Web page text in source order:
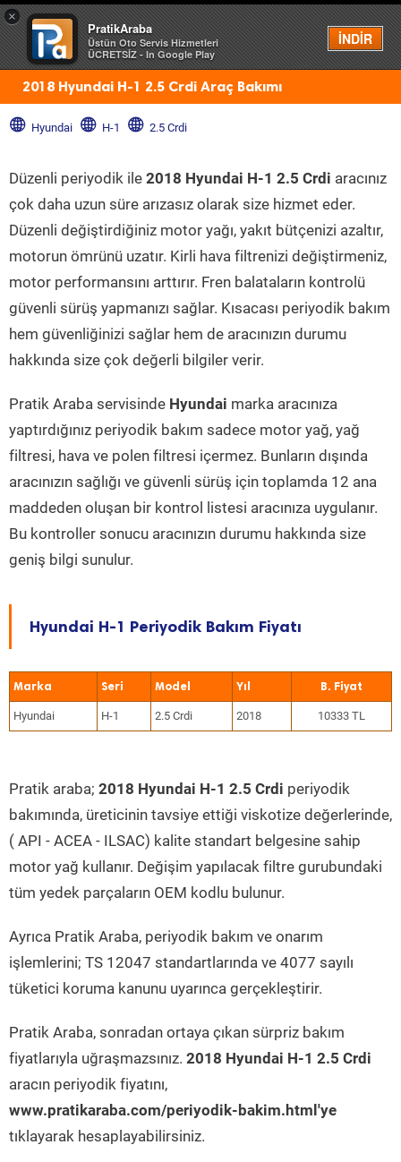
×
PratikAraba
Üstün Oto Servis Hizmetleri
ÜCRETSİZ - In Google Play
İNDİR
Menü
2018 Hyundai H-1 2.5 Crdi Araç Bakımı
Hyundai H-1 2.5 Crdi
Düzenli periyodik ile 2018 Hyundai H-1 2.5 Crdi aracınız
çok daha uzun süre arızasız olarak size hizmet eder.
Düzenli değiştirdiğiniz motor yağı, yakıt bütçenizi azaltır,
motorun ömrünü uzatır. Kirli hava filtrenizi değiştirmeniz,
motor performansını arttırır. Fren balataların kontrolü
güvenli sürüş yapmanızı sağlar. Kısacası periyodik bakım
hem güvenliğinizi sağlar hem de aracınızın durumu
hakkında size çok değerli bilgiler verir.
Pratik Araba servisinde Hyundai marka aracınıza
yaptırdığınız periyodik bakım sadece motor yağ, yağ
filtresi, hava ve polen filtresi içermez. Bunların dışında
aracınızın sağlığı ve güvenli sürüş için toplamda 12 ana
maddeden oluşan bir kontrol listesi aracınıza uygulanır.
Bu kontroller sonucu aracınızın durumu hakkında size
geniş bilgi sunulur.
Hyundai H-1 Periyodik Bakım Fiyatı
Marka Seri Model Yıl
Hyundai H-1 2.5 Crdi 2018 10333 TL
Pratik araba; 2018 Hyundai H-1 2.5 Crdi periyodik
bakımında, üreticinin tavsiye ettiği viskotize değerlerinde,
( API - ACEA - ILSAC) kalite standart belgesine sahip
motor yağ kullanır. Değişim yapılacak filtre gurubundaki
tüm yedek parçaların OEM kodlu bulunur.
Ayrıca Pratik Araba, periyodik bakım ve onarım
işlemlerini; TS 12047 standartlarında ve 4077 sayılı
tüketici koruma kanunu uyarınca gerçekleştirir.
Pratik Araba, sonradan ortaya çıkan sürpriz bakım
fiyatlarıyla uğraşmazsınız. 2018 Hyundai H-1 2.5 Crdi
aracın periyodik fiyatını,
www.pratikaraba.com/periyodik-bakim.html'ye
tıklayarak hesaplayabilirsiniz.